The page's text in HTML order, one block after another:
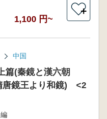
1,100 円~
＋
中国
(秦鏡と漢六朝
唐鏡王より和鏡) <2
編